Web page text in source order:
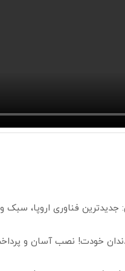
فناوری اروپا،
خودت! نصب آسان و